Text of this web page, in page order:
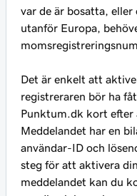
var de är bosatta,
utanför Europa,
Det är enkelt att
registreraren bör ha
Punktum.dk kort efter
Meddelandet har en
användar-ID och
steg för att aktivera
meddelandet kan du